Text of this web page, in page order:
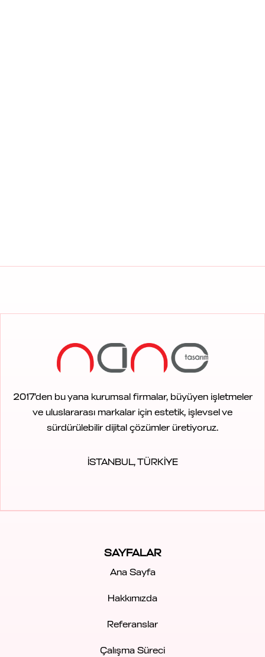
2017’den bu yana kurumsal firmalar, büyüyen işletmeler
ve uluslararası markalar için estetik, işlevsel ve
sürdürülebilir dijital çözümler üretiyoruz.
İSTANBUL, TÜRKİYE
SAYFALAR
Ana Sayfa
Hakkımızda
Referanslar
Çalışma Süreci